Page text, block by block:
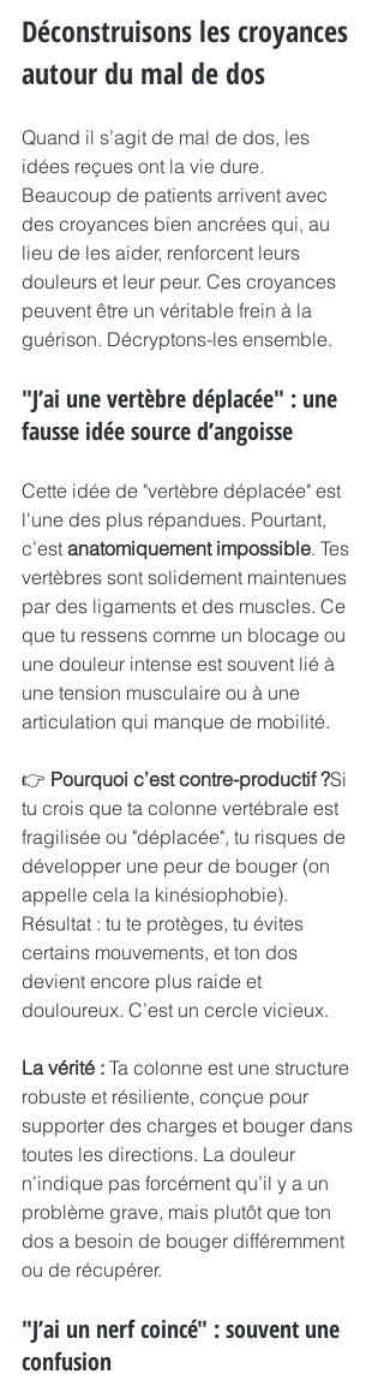
Déconstruisons les croyances
autour du mal de dos
Quand il s’agit de mal de dos, les
idées reçues ont la vie dure.
Beaucoup de patients arrivent avec
des croyances bien ancrées qui, au
lieu de les aider, renforcent leurs
douleurs et leur peur. Ces croyances
peuvent être un véritable frein à la
guérison. Décryptons-les ensemble.
"J’ai une vertèbre déplacée" : une
fausse idée source d’angoisse
Cette idée de "vertèbre déplacée" est
l'une des plus répandues. Pourtant,
c’est anatomiquement impossible. Tes
vertèbres sont solidement maintenues
par des ligaments et des muscles. Ce
que tu ressens comme un blocage ou
une douleur intense est souvent lié à
une tension musculaire ou à une
articulation qui manque de mobilité.
👉 Pourquoi c’est contre-productif ?Si
tu crois que ta colonne vertébrale est
fragilisée ou "déplacée", tu risques de
développer une peur de bouger (on
appelle cela la kinésiophobie).
Résultat : tu te protèges, tu évites
certains mouvements, et ton dos
devient encore plus raide et
douloureux. C’est un cercle vicieux.
La vérité : Ta colonne est une structure
robuste et résiliente, conçue pour
supporter des charges et bouger dans
toutes les directions. La douleur
n’indique pas forcément qu’il y a un
problème grave, mais plutôt que ton
dos a besoin de bouger différemment
ou de récupérer.
"J’ai un nerf coincé" : souvent une
confusion